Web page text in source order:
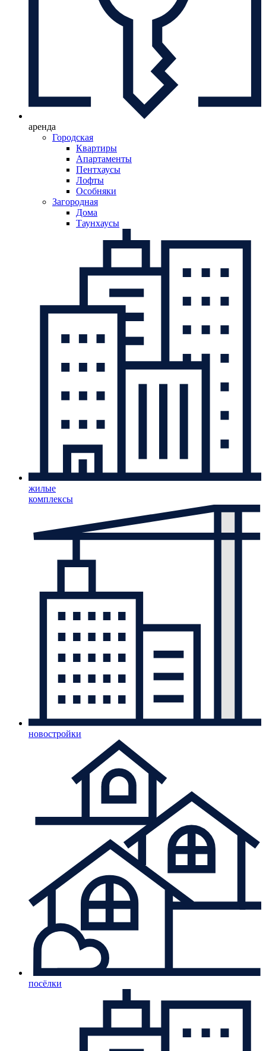
аренда
Городская
Квартиры
Апартаменты
Пентхаусы
Лофты
Особняки
Загородная
Дома
Таунхаусы
жилые
комплексы
новостройки
посёлки